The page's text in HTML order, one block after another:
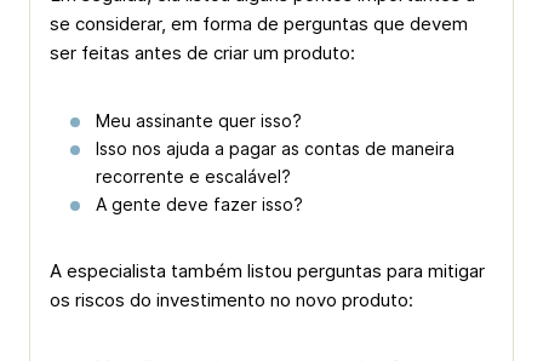
se considerar, em forma de perguntas que devem
ser feitas antes de criar um produto:
Meu assinante quer isso?
Isso nos ajuda a pagar as contas de maneira
recorrente e escalável?
A gente deve fazer isso?
A especialista também listou perguntas para mitigar
os riscos do investimento no novo produto: